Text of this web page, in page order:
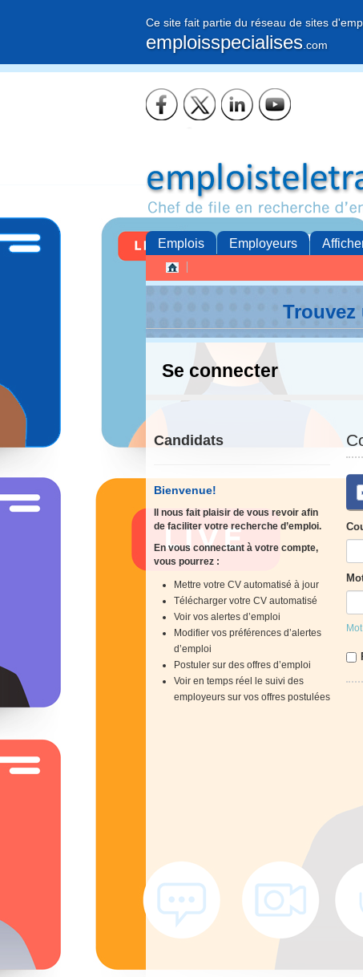
Ce site fait partie du réseau de sites
emploisspecialises .com
Emplois Employeurs
Trouvez
Se connecter
Candidats
Bienvenue!
Il nous fait plaisir de vous revoir afin
de faciliter votre recherche d’emploi.
En vous connectant à votre compte,
vous pourrez :
Mettre votre CV automatisé à jour
Télécharger votre CV automatisé
Voir vos alertes d’emploi
Modifier vos préférences d’alertes
d’emploi
Postuler sur des offres d’emploi
Voir en temps réel le suivi des
employeurs sur vos offres postulées